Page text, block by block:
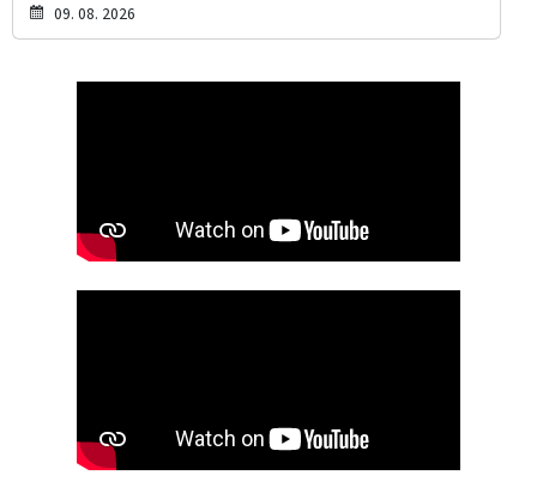
09. 08. 2026